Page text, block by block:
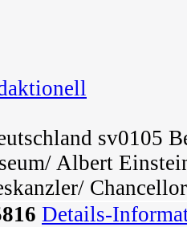
sv0105
Albert
Details-